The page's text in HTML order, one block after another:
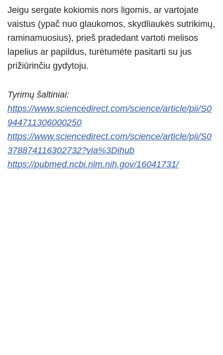
Jeigu sergate kokiomis nors ligomis, ar vartojate
vaistus (ypač nuo glaukomos, skydliaukės sutrikimų,
raminamuosius), prieš pradedant vartoti melisos
lapelius ar papildus, turėtumėte pasitarti su jus
prižiūrinčiu gydytoju.
Tyrimų šaltiniai:
https://www.sciencedirect.com/science/article/pii/S0
944711306000250
https://www.sciencedirect.com/science/article/pii/S0
378874116302732?via%3Dihub
https://pubmed.ncbi.nlm.nih.gov/16041731/